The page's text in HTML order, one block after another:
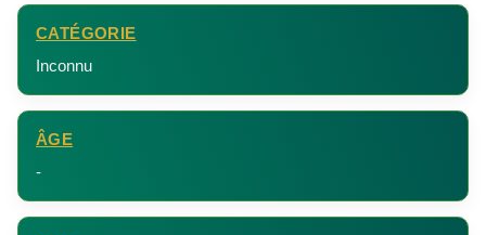
CATÉGORIE
Inconnu
ÂGE
-